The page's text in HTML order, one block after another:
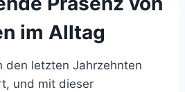
im Alltag
den letzten Jahrzehnten
und mit dieser